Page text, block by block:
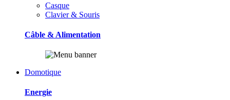
Casque
Clavier & Souris
Câble & Alimentation
Domotique
Energie